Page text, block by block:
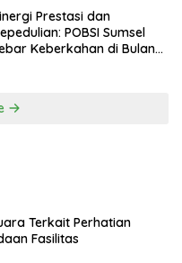
Prestasi dan
POBSI Sumsel
Keberkahan di Bulan
Terkait Perhatian
Fasilitas